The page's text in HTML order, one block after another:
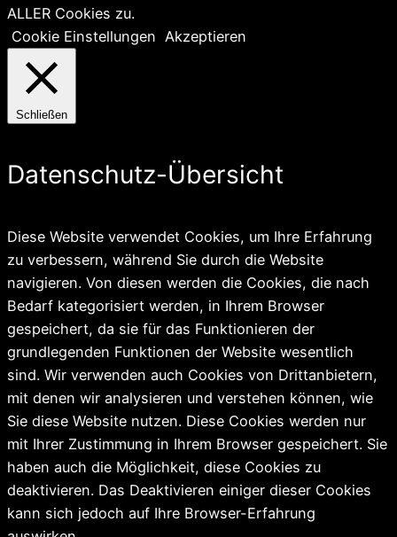
ALLER Cookies zu.
Cookie Einstellungen Akzeptieren
Schließen
Datenschutz-Übersicht
Diese Website verwendet Cookies, um Ihre Erfahrung
zu verbessern, während Sie durch die Website
navigieren. Von diesen werden die Cookies, die nach
Bedarf kategorisiert werden, in Ihrem Browser
gespeichert, da sie für das Funktionieren der
grundlegenden Funktionen der Website wesentlich
sind. Wir verwenden auch Cookies von Drittanbietern,
mit denen wir analysieren und verstehen können, wie
Sie diese Website nutzen. Diese Cookies werden nur
mit Ihrer Zustimmung in Ihrem Browser gespeichert. Sie
haben auch die Möglichkeit, diese Cookies zu
deaktivieren. Das Deaktivieren einiger dieser Cookies
kann sich jedoch auf Ihre Browser-Erfahrung